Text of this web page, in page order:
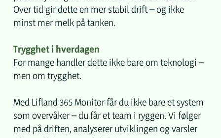
Over tid gir dette en mer stabil drift – og ikke
minst mer melk på tanken.
Trygghet i hverdagen
For mange handler dette ikke bare om teknologi –
men om trygghet.
Med Lifland 365 Monitor får du ikke bare et system
som overvåker – du får et team i ryggen. Vi følger
med på driften, analyserer utviklingen og varsler